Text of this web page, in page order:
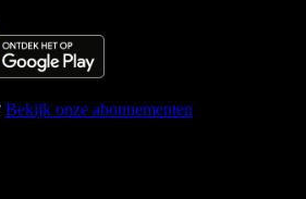
Bekijk onze abonnementen